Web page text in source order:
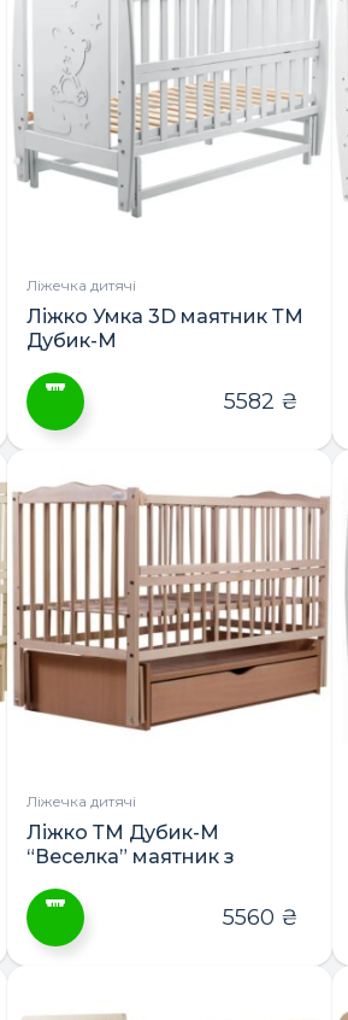
кілька
варіантів.
Параметри
можна
вибрати
на
сторінці
Ліжечка дитячі
Ліжко Умка 3D маятник ТМ
Дубик-М
має
Параметри
можна
вибрати
на
сторінці
5582 ₴
Ліжечка дитячі
Ліжко ТМ Дубик-М
“Веселка” маятник з
5560 ₴